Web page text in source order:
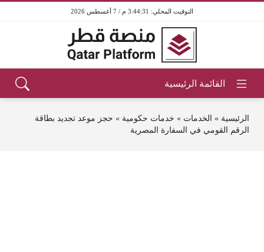
3:44:31 م / 7 أغسطس 2026
الرئيسية » الخدمات » خدمات حكومية » حجز موعد تجديد بطاقة
الرقم القومي في السفارة المصرية